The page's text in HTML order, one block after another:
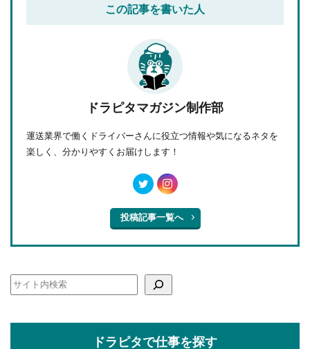
この記事を書いた人
ドラピタマガジン制作部
運送業界で働くドライバーさんに役立つ情報や気になるネタを
楽しく、分かりやすくお届けします！
投稿記事一覧へ